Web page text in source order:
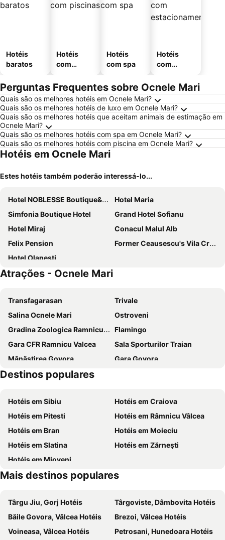
Hotéis
baratos
Hotéis
com
Hotéis
com spa
Hotéis
com
mento
Perguntas Frequentes sobre Ocnele Mari
Quais são os melhores hotéis em Ocnele Mari?
Quais são os melhores hotéis de luxo em Ocnele Mari?
Quais são os melhores hotéis que aceitam animais de estimação em
Ocnele Mari?
Quais são os melhores hotéis com spa em Ocnele Mari?
Quais são os melhores hotéis com piscina em Ocnele Mari?
Hotéis em Ocnele Mari
Estes hotéis também poderão interessá-lo...
Hotel NOBLESSE Boutique&Spa
Hotel Maria
Simfonia Boutique Hotel
Grand Hotel Sofianu
Hotel Miraj
Conacul Malul Alb
Felix Pension
Former Ceausescu's Vila Crizantema
Hotel Olanesti
Atrações - Ocnele Mari
Transfagarasan
Trivale
Salina Ocnele Mari
Ostroveni
Gradina Zoologica Ramnicu Valcea
Flamingo
Gara CFR Ramnicu Valcea
Sala Sporturilor Traian
Mânăstirea Govora
Gara Govora
Mânăstirea Cozia
Thermal baths Căciulata
Biserica de Gheaţă de la Bâlea Lac
Voineasa
Destinos populares
Hotéis em Sibiu
Hotéis em Craiova
Hotéis em Pitesti
Hotéis em Râmnicu Vâlcea
Hotéis em Bran
Hotéis em Moieciu
Hotéis em Slatina
Hotéis em Zărneşti
Hotéis em Mioveni
Mais destinos populares
Târgu Jiu, Gorj Hotéis
Târgoviste, Dâmbovita Hotéis
Băile Govora, Vâlcea Hotéis
Brezoi, Vâlcea Hotéis
Voineasa, Vâlcea Hotéis
Petrosani, Hunedoara Hotéis